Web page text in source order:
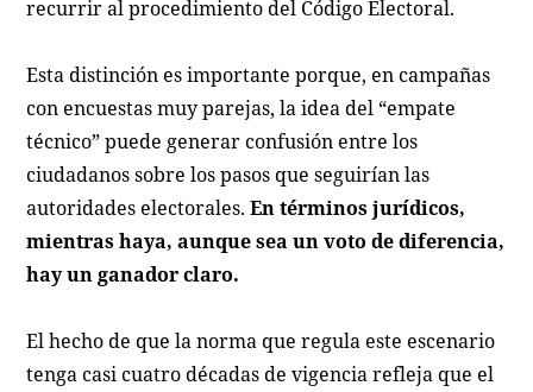
recurrir al procedimiento del Código Electoral.
Esta distinción es importante porque, en campañas
con encuestas muy parejas, la idea del “empate
técnico” puede generar confusión entre los
ciudadanos sobre los pasos que seguirían las
autoridades electorales.En términos jurídicos,
mientras haya, aunque sea un voto de diferencia,
hay un ganador claro.
El hecho de que la norma que regula este escenario
tenga casi cuatro décadas de vigencia refleja que el